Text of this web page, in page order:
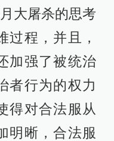
大屠杀的思考
过程，并且，
加强了被统治
者行为的权力
得对合法服从
明晰，合法服